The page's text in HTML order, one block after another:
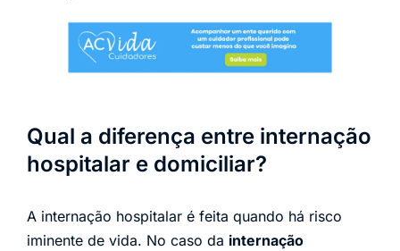
Qual a diferença entre internação
hospitalar e domiciliar?
A internação hospitalar é feita quando há risco
iminente de vida. No caso da internação